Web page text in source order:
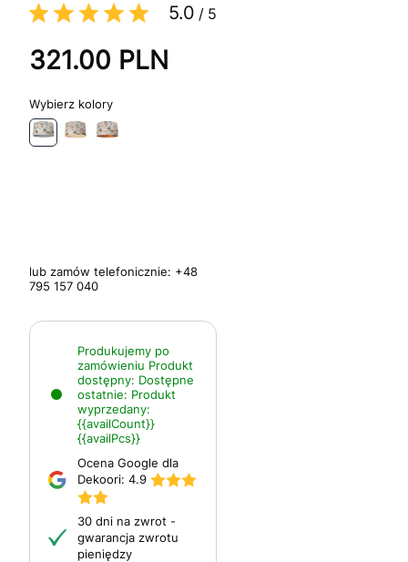
5.0 / 5
321.00 PLN
kolory
lub zamów telefonicznie: +48
795 157 040
Produkujemy po
zamówieniu Produkt
dostępny: Dostępne
ostatnie: Produkt
wyprzedany:
{{availCount}}
{{availPcs}}
Ocena Google dla
Dekoori: 4.9
30 dni na zwrot -
gwarancja zwrotu
pieniędzy